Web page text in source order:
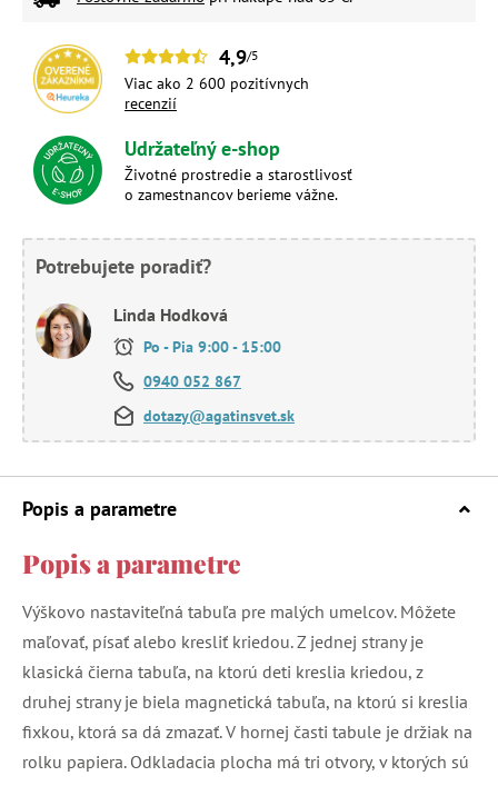
4,9/5
Viac ako 2 600 pozitívnych
recenzií
Udržateľný e-shop
Životné prostredie a starostlivosť
o zamestnancov berieme vážne.
Potrebujete poradiť?
Linda Hodková
Po - Pia 9:00 - 15:00
0940 052 867
dotazy@agatinsvet.sk
Popis a parametre
Popis a parametre
Výškovo nastaviteľná tabuľa pre malých umelcov. Môžete
maľovať, písať alebo kresliť kriedou. Z jednej strany je
klasická čierna tabuľa, na ktorú deti kreslia kriedou, z
druhej strany je biela magnetická tabuľa, na ktorú si kreslia
fixkou, ktorá sa dá zmazať. V hornej časti tabule je držiak na
rolku papiera. Odkladacia plocha má tri otvory, v ktorých sú